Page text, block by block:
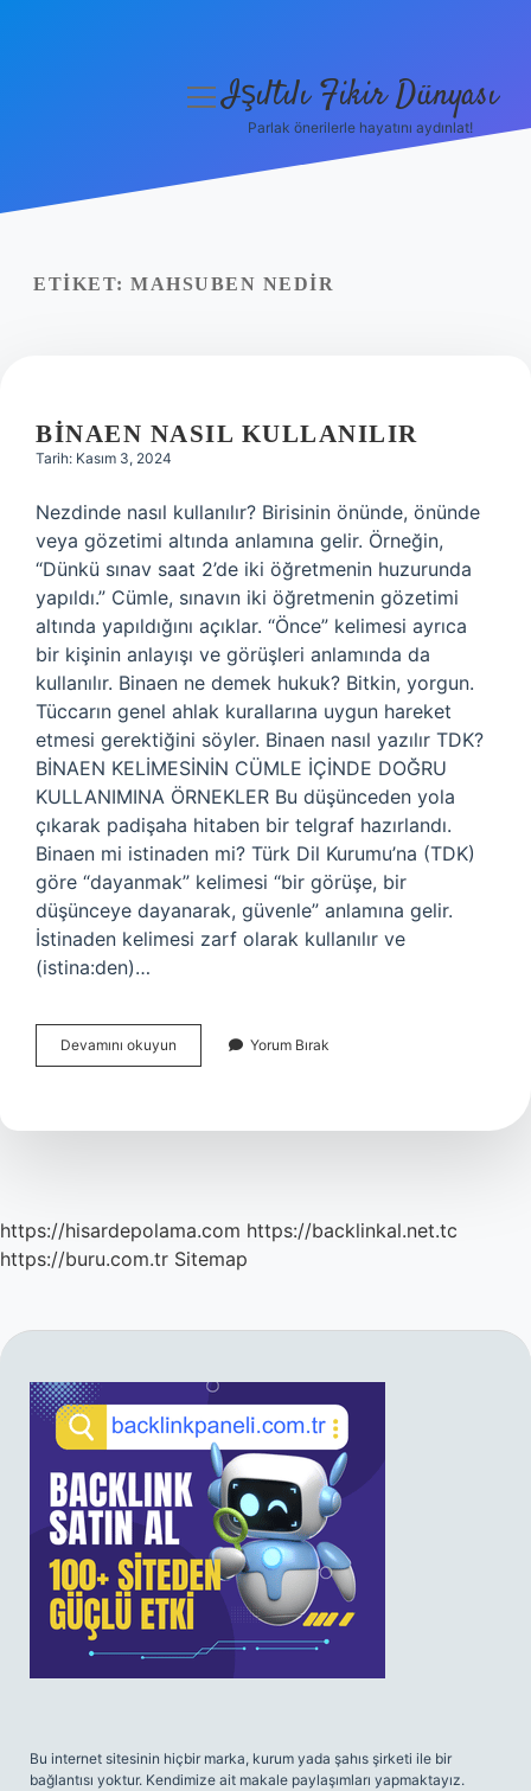
Yasal Uyarı
menüyüIşıltılı Fikir Dünyası
Parlak önerilerle hayatını aydınlat!
ETIKET: MAHSUBEN NEDIR
BINAEN NASIL KULLANILIR
Tarih: Kasım 3, 2024
Nezdinde nasıl kullanılır? Birisinin önünde, önünde
veya gözetimi altında anlamına gelir. Örneğin,
“Dünkü sınav saat 2’de iki öğretmenin huzurunda
yapıldı.” Cümle, sınavın iki öğretmenin gözetimi
altında yapıldığını açıklar. “Önce” kelimesi ayrıca
bir kişinin anlayışı ve görüşleri anlamında da
kullanılır. Binaen ne demek hukuk? Bitkin, yorgun.
Tüccarın genel ahlak kurallarına uygun hareket
etmesi gerektiğini söyler. Binaen nasıl yazılır TDK?
BİNAEN KELİMESİNİN CÜMLE İÇİNDE DOĞRU
KULLANIMINA ÖRNEKLER Bu düşünceden yola
çıkarak padişaha hitaben bir telgraf hazırlandı.
Binaen mi istinaden mi? Türk Dil Kurumu’na (TDK)
göre “dayanmak” kelimesi “bir görüşe, bir
düşünceye dayanarak, güvenle” anlamına gelir.
İstinaden kelimesi zarf olarak kullanılır ve
(istina:den)…
Devamını okuyun
Nasıl
Yorum Bırak
https://hisardepolama.com https://backlinkal.net.tc
https://buru.com.tr Sitemap
SIDEBAR
Bu internet sitesinin hiçbir marka, kurum yada şahıs şirketi ile bir
bağlantısı yoktur. Kendimize ait makale paylaşımları yapmaktayız.